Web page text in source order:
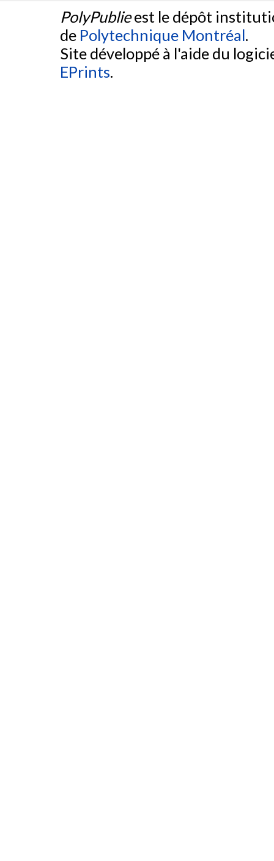
PolyPublieest le dépôt
de Polytechnique Montréal.
Site développé à l'aide du
EPrints.